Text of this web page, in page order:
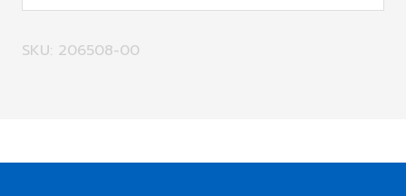
SKU: 206508-00